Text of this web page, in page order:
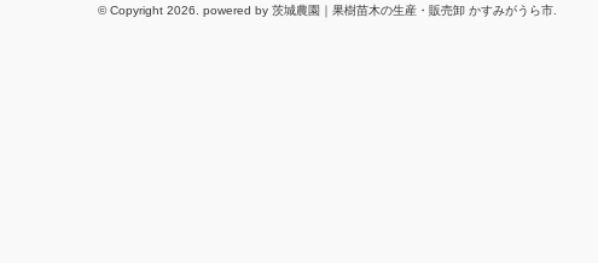
© Copyright 2026. powered by 茨城農園｜果樹苗木の生産・販売卸 かすみがうら市.